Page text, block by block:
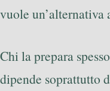
vuole un’alternativa
Chi la prepara
dipende soprattutto